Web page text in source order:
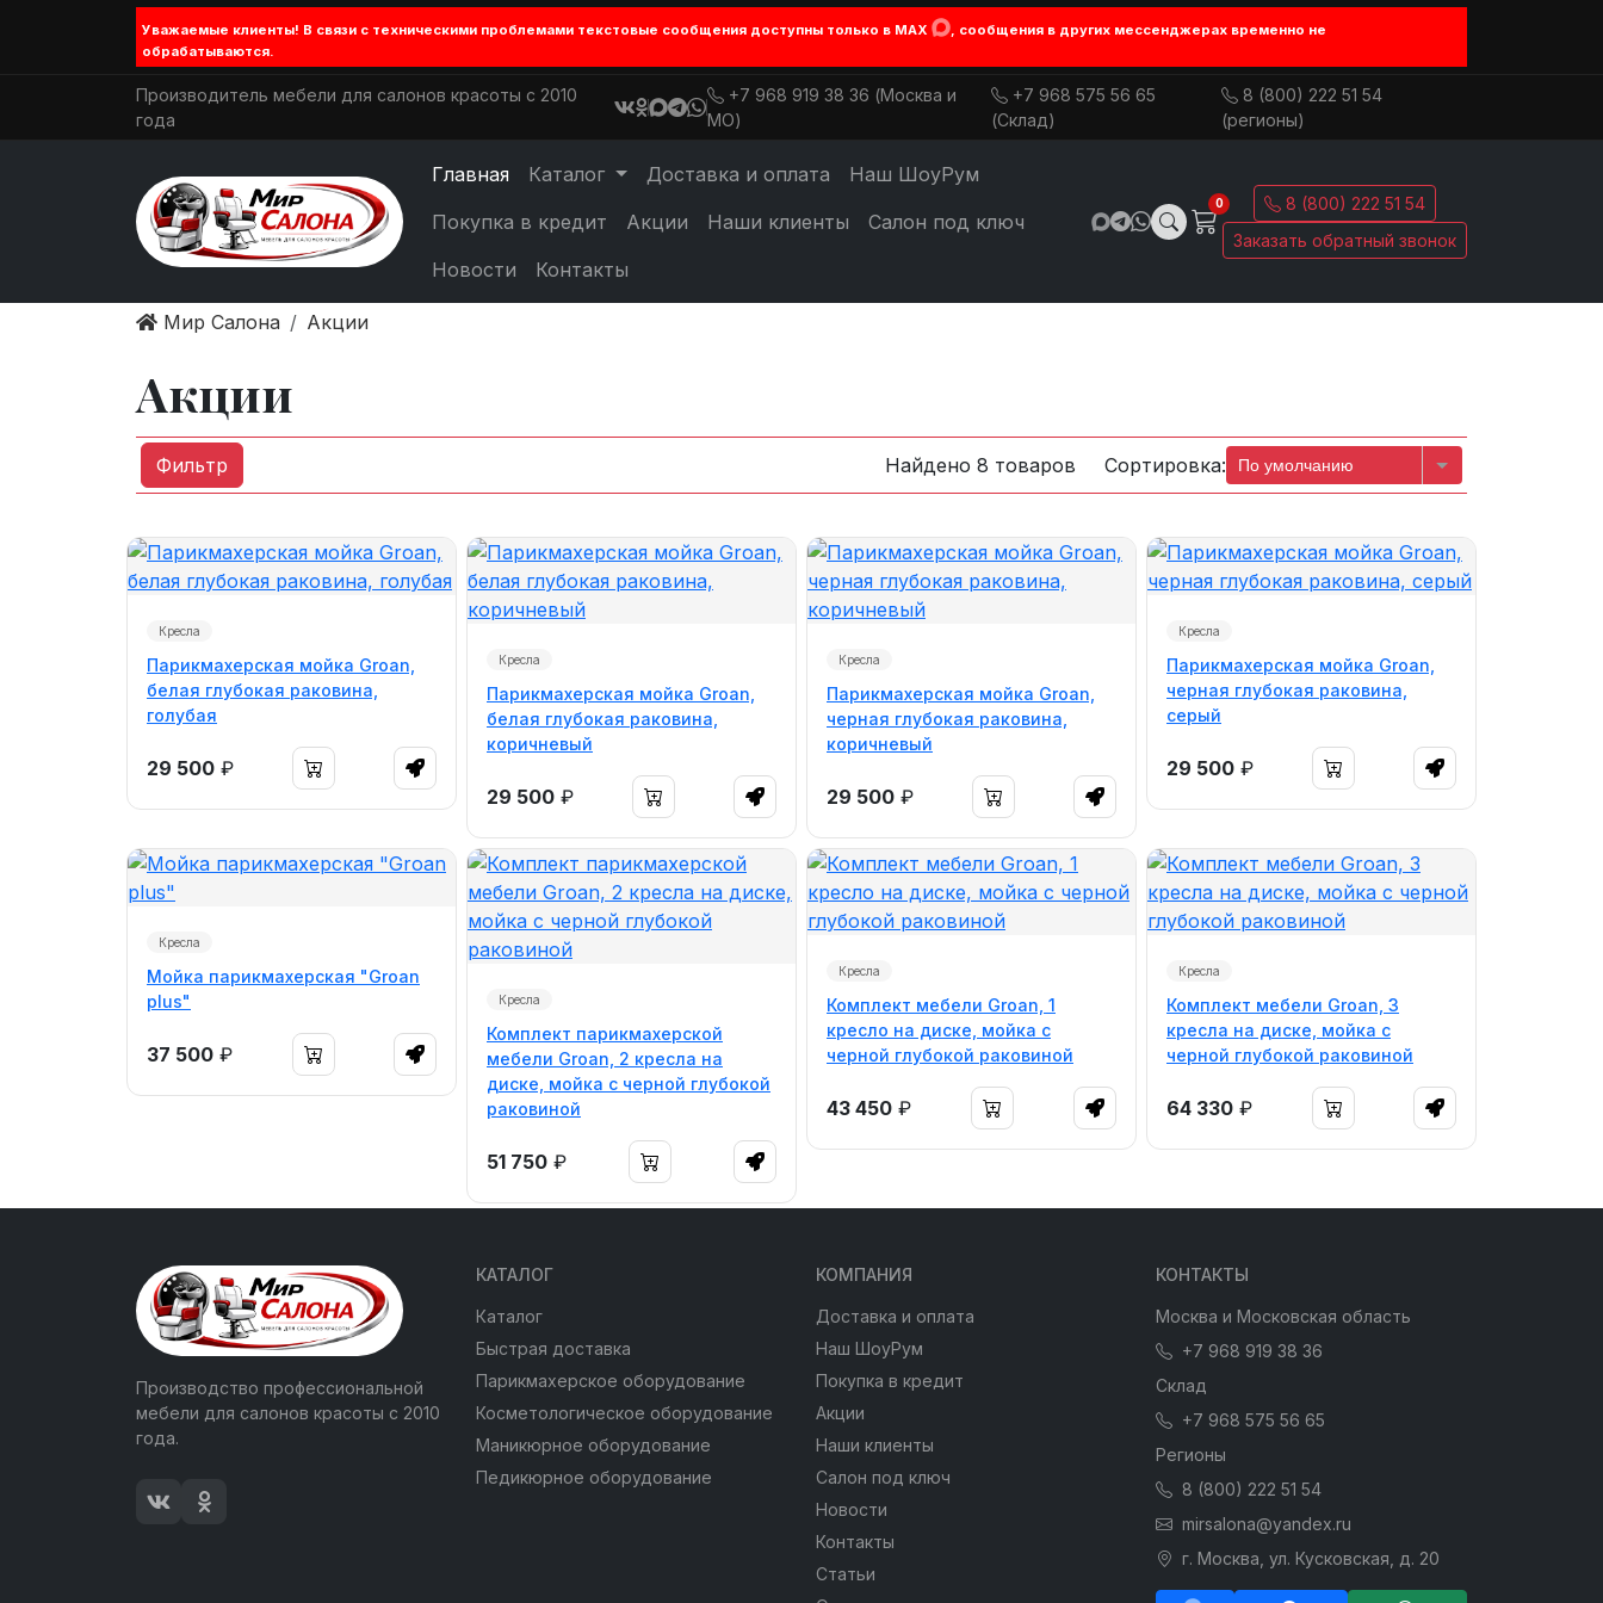
Уважаемые клиенты! В связи с техническими проблемами текстовые сообщения доступны только в MAX
, сообщения в других мессенджерах временно не
обрабатываются.
Производитель мебели для салонов красоты с 2010
года
+7 968 919 38 36 (Москва и
МО)
+7 968 575 56 65
(Склад)
8 (800) 222 51 54
(регионы)
Главная Каталог Доставка и оплата
Наш ШоуРум
Покупка в кредит
Акции Наши клиенты
Салон под ключ
Новости
Контакты
0
8 (800) 222 51 54
Заказать обратный звонок
Мир Салона Акции
Акции
Фильтр Найдено 8 товаров Сортировка: По умолчанию
Кресла
Парикмахерская мойка Groan,
белая глубокая раковина,
голубая
29 500 ₽
Кресла
Парикмахерская мойка Groan,
белая глубокая раковина,
коричневый
29 500 ₽
Кресла
Парикмахерская мойка Groan,
черная глубокая раковина,
коричневый
29 500 ₽
Кресла
Парикмахерская мойка Groan,
черная глубокая раковина,
серый
29 500 ₽
Кресла
Мойка парикмахерская "Groan
plus"
37 500 ₽
Кресла
Комплект парикмахерской
мебели Groan, 2 кресла на
диске, мойка с черной глубокой
раковиной
51 750 ₽
Кресла
Комплект мебели Groan, 1
кресло на диске, мойка с
черной глубокой раковиной
43 450 ₽
Кресла
Комплект мебели Groan, 3
кресла на диске, мойка с
черной глубокой раковиной
64 330 ₽
Производство профессиональной
мебели для салонов красоты с 2010
года.
КАТАЛОГ
Каталог
Быстрая доставка
Парикмахерское оборудование
Косметологическое оборудование
Маникюрное оборудование
Педикюрное оборудование
КОМПАНИЯ
Доставка и оплата
Наш ШоуРум
Покупка в кредит
Акции
Наши клиенты
Салон под ключ
Новости
Контакты
Статьи
КОНТАКТЫ
Москва и Московская область
+7 968 919 38 36
Склад
+7 968 575 56 65
Регионы
8 (800) 222 51 54
mirsalona@yandex.ru
г. Москва, ул. Кусковская, д. 20